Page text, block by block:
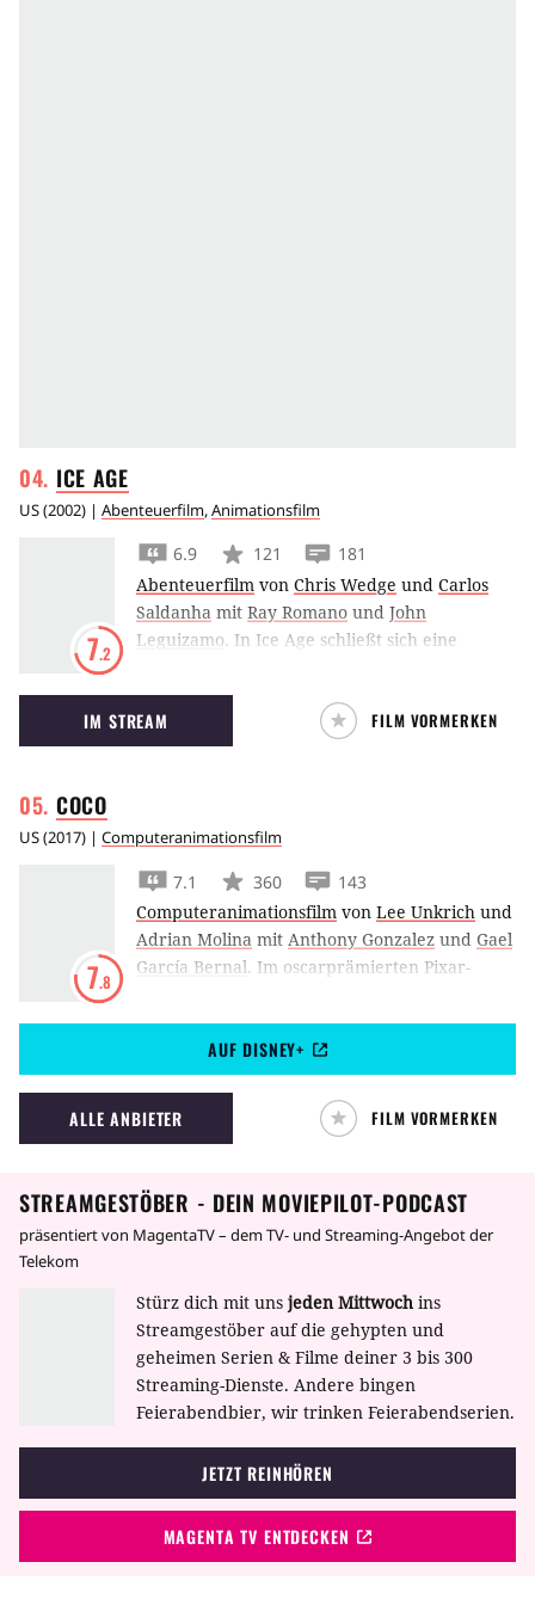
ICE AGE
US(2002) | Abenteuerfilm,Animationsfilm
7.2
6.9 121
181
Abenteuerfilm von Chris Wedge und Carlos
Saldanha mit Ray Romano und John
Leguizamo. In Ice Age schließt sich eine
Menschenkind zu seiner Familie
zurückzubringen.
IM STREAM FILM VORMERKEN
COCO
US(2017) | Computeranimationsfilm
7.8
7.1 360
143
Computeranimationsfilm von Lee Unkrich und
Adrian Molina mit Anthony Gonzalez und Gael
García Bernal. Im oscarprämierten Pixar-
mexikanischen Tag der Toten ein uraltes
Familiengeheimnis auf, indem er seine
Verwandten im Jenseits besuchen geht.
AUF DISNEY+
ALLE ANBIETER FILM VORMERKEN
STREAMGESTÖBER - DEIN MOVIEPILOT-PODCAST
präsentiert von MagentaTV – dem TV- und Streaming-Angebot der
Telekom
Stürz dich mit uns jeden Mittwoch ins
Streamgestöber auf die gehypten und
geheimen Serien & Filme deiner 3 bis 300
Streaming-Dienste. Andere bingen
Feierabendbier, wir trinken Feierabendserien.
JETZT REINHÖREN
MAGENTA TV ENTDECKEN